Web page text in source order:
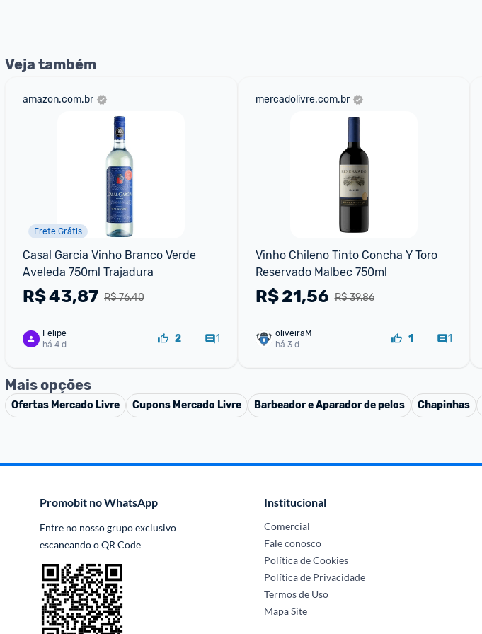
Veja também
amazon.com.br
Frete Grátis
Casal Garcia Vinho Branco Verde
Aveleda 750ml Trajadura
R$ 76,40
R$43,87
Felipe
há 4 d
2 1
mercadolivre.com.br
Vinho Chileno Tinto Concha Y Toro
Reservado Malbec 750ml
R$ 39,86
R$21,56
oliveiraM
há 3 d
1 1
Mais opções
Ofertas Mercado Livre Cupons Mercado Livre Barbeador e Aparador de pelos Chapinhas
Promobit no WhatsApp
Entre no nosso grupo exclusivo
escaneando o QR Code
Institucional
Comercial
Fale conosco
Política de Cookies
Política de Privacidade
Termos de Uso
Mapa Site